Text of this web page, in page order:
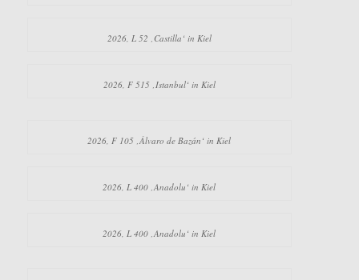
2026, L 52 ‚Castilla‘ in Kiel
2026, F 515 ‚Istanbul‘ in Kiel
2026, F 105 ‚Álvaro de Bazán‘ in Kiel
2026, L 400 ‚Anadolu‘ in Kiel
2026, L 400 ‚Anadolu‘ in Kiel